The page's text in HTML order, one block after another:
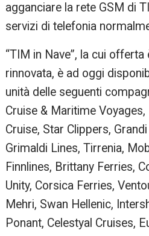
agganciare la rete GSM di
servizi di telefonia
“TIM in Nave”, la cui
rinnovata, è ad oggi
unità delle seguenti
Cruise & Maritime
Cruise, Star Clippers,
Grimaldi Lines, Tirrenia,
Finnlines, Brittany Ferries,
Unity, Corsica Ferries,
Mehri, Swan Hellenic,
Ponant, Celestyal Cruises,